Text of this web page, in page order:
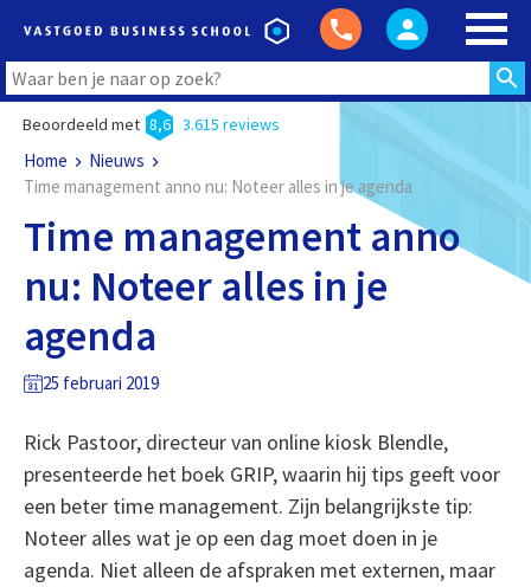
Beoordeeld met 8,6 3.615 reviews
Home
Nieuws
Time management anno nu: Noteer alles in je agenda
Time management anno
nu: Noteer alles in je
agenda
25 februari 2019
Rick Pastoor, directeur van online kiosk Blendle,
presenteerde het boek GRIP, waarin hij tips geeft voor
een beter time management. Zijn belangrijkste tip:
Noteer alles wat je op een dag moet doen in je
agenda. Niet alleen de afspraken met externen, maar